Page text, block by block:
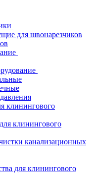
для швонарезчиков
клинингового
клинингового
канализационных
для клинингового